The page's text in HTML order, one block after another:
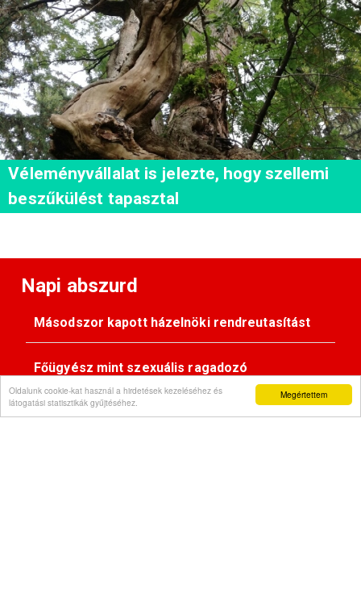
Megértettem
Oldalunk cookie-kat használ a hirdetések kezeléséhez és
látogatási statisztikák gyűjtéséhez.
Véleményvállalat is jelezte, hogy szellemi
beszűkülést tapasztal
Napi abszurd
Másodszor kapott házelnöki rendreutasítást
Főügyész mint szexuális ragadozó
Pimasz önkényúr